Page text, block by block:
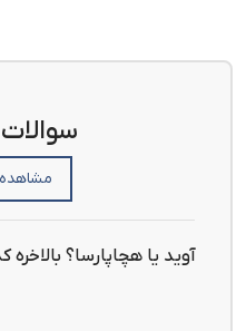
آوید یا هچاپارسا؟